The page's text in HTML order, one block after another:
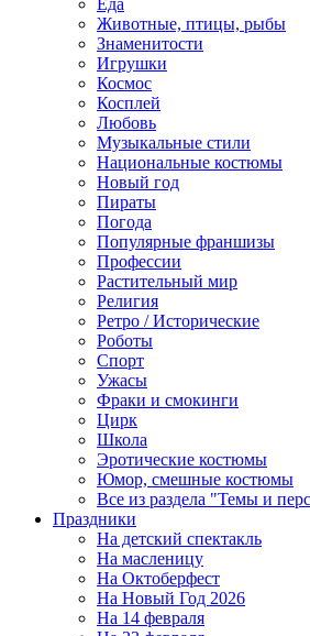
Еда
Животные, птицы, рыбы
Знаменитости
Игрушки
Космос
Косплей
Любовь
Музыкальные стили
Национальные костюмы
Новый год
Пираты
Погода
Популярные франшизы
Профессии
Растительный мир
Религия
Ретро / Исторические
Роботы
Спорт
Ужасы
Фраки и смокинги
Цирк
Школа
Эротические костюмы
Юмор, смешные костюмы
Все из раздела "Темы и
Праздники
На детский спектакль
На масленицу
На Октоберфест
На Новый Год 2026
На 14 февраля